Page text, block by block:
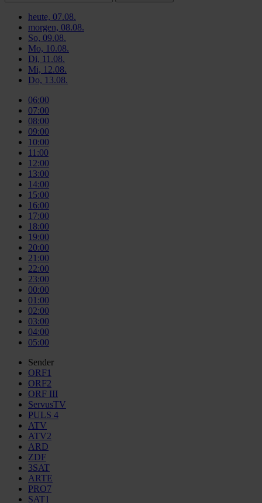
heute, 07.08.
morgen, 08.08.
So, 09.08.
Mo, 10.08.
Di, 11.08.
Mi, 12.08.
Do, 13.08.
06:00
07:00
08:00
09:00
10:00
11:00
12:00
13:00
14:00
15:00
16:00
17:00
18:00
19:00
20:00
21:00
22:00
23:00
00:00
01:00
02:00
03:00
04:00
05:00
Sender
ORF1
ORF2
ORF III
ServusTV
PULS 4
ATV
ATV2
ARD
ZDF
3SAT
ARTE
PRO7
SAT1